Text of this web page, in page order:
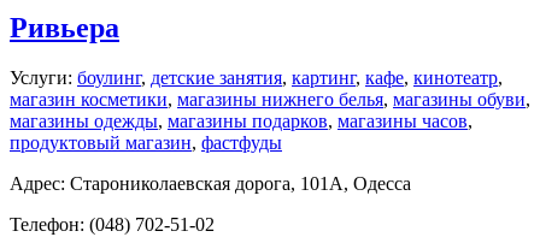
Ривьера
Услуги: боулинг, детские занятия, картинг, кафе, кинотеатр,
магазин косметики, магазины нижнего белья, магазины обуви,
магазины одежды, магазины подарков, магазины часов,
продуктовый магазин, фастфуды
Адрес: Старониколаевская дорога, 101А, Одесса
Телефон: (048) 702-51-02